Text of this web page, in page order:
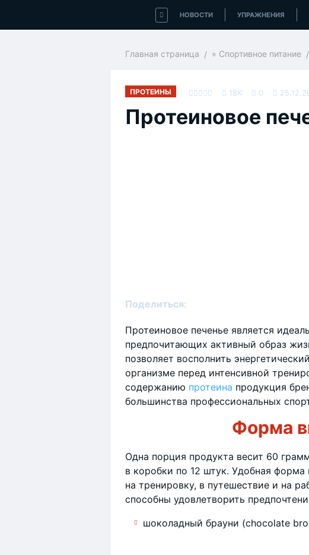
НОВОСТИ УПРАЖНЕНИЯ
Главная страница » Спортивное питание
ПРОТЕИНЫ 18K 0
Протеиновое
Поделиться:
Протеиновое печенье является
предпочитающих активный образ
позволяет восполнить
организме перед интенсивной
содержанию протеина продукция
большинства профессиональных
Форма
Одна порция продукта весит 60
в коробки по 12 штук. Удобная форма
на тренировку, в путешествие и на
способны удовлетворить
шоколадный брауни (chocolate